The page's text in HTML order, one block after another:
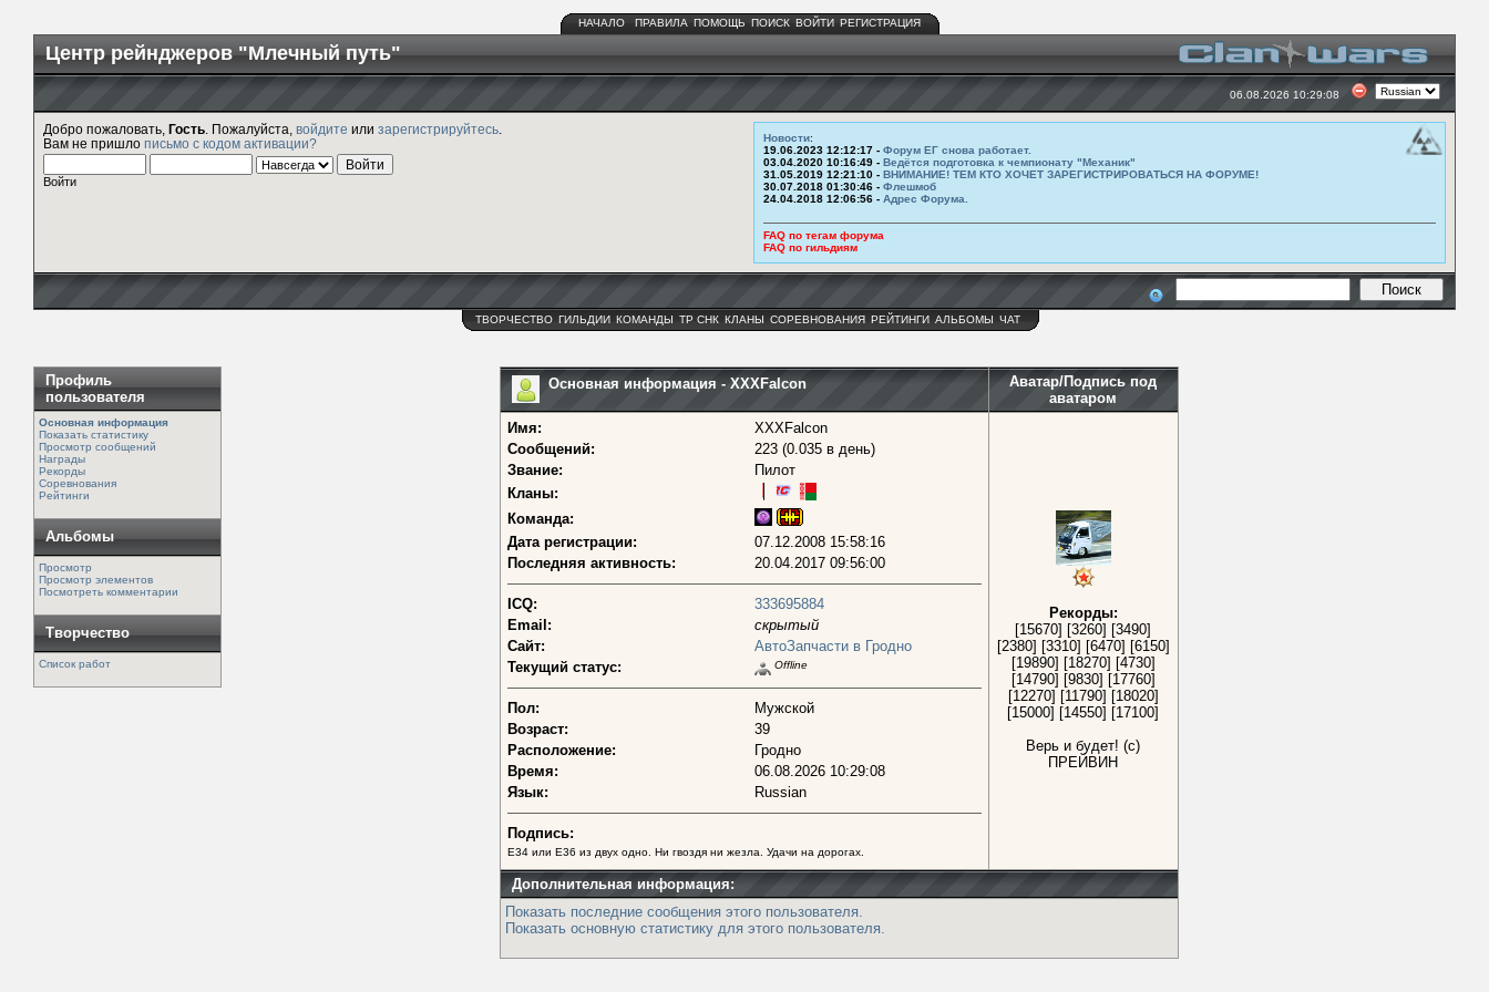
НАЧАЛО ПРАВИЛА ПОМОЩЬ ПОИСК ВОЙТИ РЕГИСТРАЦИЯ
Центр рейнджеров "Млечный путь"
06.08.2026 10:29:08
Добро пожаловать, Гость . Пожалуйста, войдите или зарегистрируйтесь
Вам не пришло письмо с кодом активации?
Войти
Новости:
19.06.2023 12:12:17 - Форум ЕГ снова работает.
03.04.2020 10:16:49 - Ведётся подготовка к чемпионату "Механик"
31.05.2019 12:21:10 - ВНИМАНИЕ! ТЕМ КТО ХОЧЕТ ЗАРЕГИСТРИРОВАТЬСЯ НА ФОРУМЕ!
30.07.2018 01:30:46 - Флешмоб
24.04.2018 12:06:56 - Адрес Форума.
FAQ по тегам форума
FAQ по гильдиям
ТВОРЧЕСТВО ГИЛЬДИИ КОМАНДЫ ТР СНК КЛАНЫ СОРЕВНОВАНИЯ РЕЙТИНГИ АЛЬБОМЫ ЧАТ
Профиль
пользователя
Основная информация
Показать статистику
Просмотр сообщений
Награды
Рекорды
Соревнования
Рейтинги
Альбомы
Просмотр
Просмотр элементов
Посмотреть комментарии
Творчество
Список работ
Основная информация - XХXFalcon
Аватар/Подпись под
аватаром
Имя:
XХXFalcon
Сообщений:
223 (0.035 в день)
Звание:
Пилот
Кланы:
Команда:
Дата регистрации:
07.12.2008 15:58:16
Последняя активность:
20.04.2017 09:56:00
ICQ:
333695884
Email:
скрытый
Сайт:
АвтоЗапчасти в Гродно
Текущий статус:
Offline
Пол:
Мужской
Возраст:
39
Расположение:
Гродно
Время:
06.08.2026 10:29:08
Язык:
Russian
Подпись:
E34 или E36 из двух одно. Ни гвоздя ни жезла. Удачи на дорогах.
Рекорды:
[15670] [3260] [3490]
[2380] [3310] [6470] [6150]
[19890] [18270] [4730]
[14790] [9830] [17760]
[12270] [11790] [18020]
[15000] [14550] [17100]
Верь и будет! (с)
ПРЕЙВИН
Дополнительная информация:
Показать последние сообщения этого пользователя.
Показать основную статистику для этого пользователя.